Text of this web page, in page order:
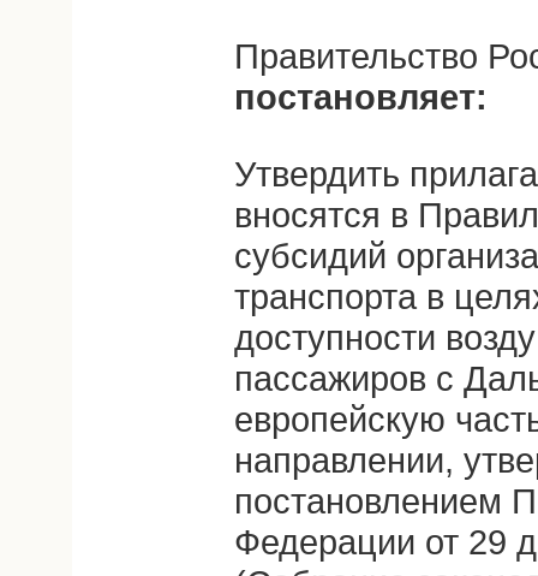
Правительство
постановляет:
Утвердить
вносятся в
субсидий
транспорта в
доступности
пассажиров с
европейскую
направлении,
постановлением
Федерации от 29